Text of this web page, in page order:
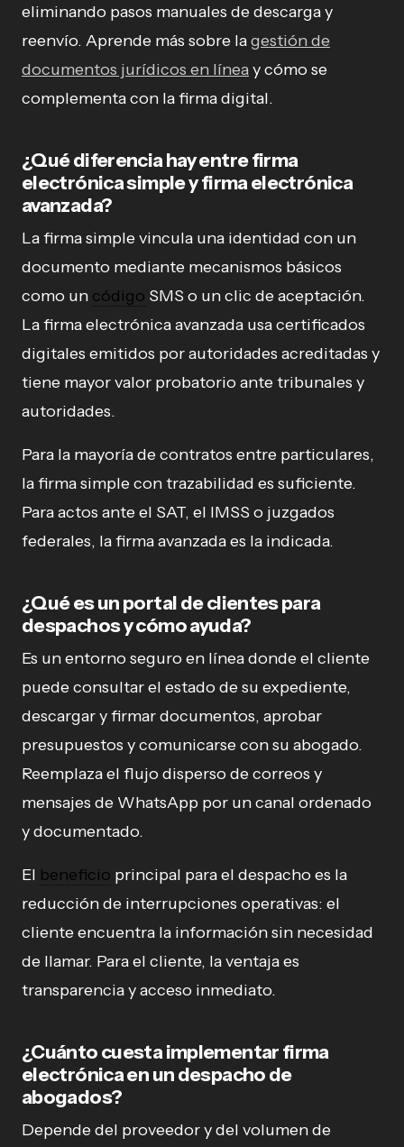
eliminando pasos manuales de descarga y
reenvío. Aprende más sobre lagestión de
documentos jurídicos en líneay cómo se
complementa con la firma digital.
¿Qué diferencia hay entre firma
electrónica simple y firma electrónica
avanzada?
La firma simple vincula una identidad con un
documento mediante mecanismos básicos
como un código SMS o un clic de aceptación.
La firma electrónica avanzada usa certificados
digitales emitidos por autoridades acreditadas y
tiene mayor valor probatorio ante tribunales y
autoridades.
Para la mayoría de contratos entre particulares,
la firma simple con trazabilidad es suficiente.
Para actos ante el SAT, el IMSS o juzgados
federales, la firma avanzada es la indicada.
¿Qué es un portal de clientes para
despachos y cómo ayuda?
Es un entorno seguro en línea donde el cliente
puede consultar el estado de su expediente,
descargar y firmar documentos, aprobar
presupuestos y comunicarse con su abogado.
Reemplaza el flujo disperso de correos y
mensajes de WhatsApp por un canal ordenado
y documentado.
El beneficio principal para el despacho es la
reducción de interrupciones operativas: el
cliente encuentra la información sin necesidad
de llamar. Para el cliente, la ventaja es
transparencia y acceso inmediato.
¿Cuánto cuesta implementar firma
electrónica en un despacho de
abogados?
Depende del proveedor y del volumen de